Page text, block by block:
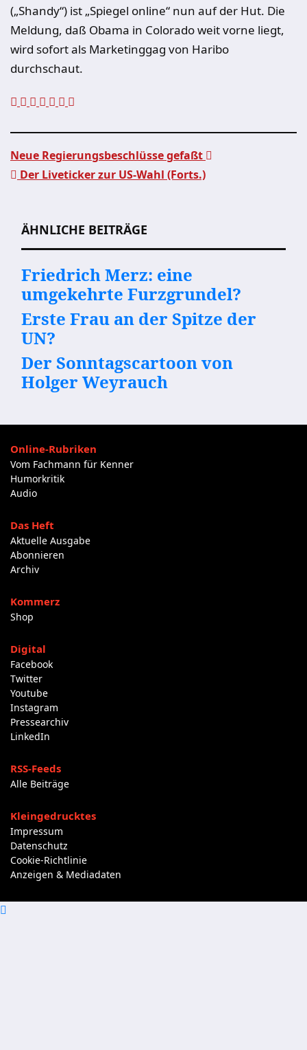
(„Shandy“) ist „Spiegel online“ nun auf der Hut. Die
Meldung, daß Obama in Colorado weit vorne liegt,
wird sofort als Marketinggag von Haribo
durchschaut.
Neue Regierungsbeschlüsse gefaßt
Der Liveticker zur US-Wahl (Forts.)
ÄHNLICHE BEITRÄGE
Friedrich Merz: eine
umgekehrte Furzgrundel?
Erste Frau an der Spitze der
UN?
Der Sonntagscartoon von
Holger Weyrauch
Online-Rubriken
Vom Fachmann für Kenner
Humorkritik
Audio
Das Heft
Aktuelle Ausgabe
Abonnieren
Archiv
Kommerz
Shop
Digital
Facebook
Twitter
Youtube
Instagram
Pressearchiv
LinkedIn
RSS-Feeds
Alle Beiträge
Kleingedrucktes
Impressum
Datenschutz
Cookie-Richtlinie
Anzeigen & Mediadaten